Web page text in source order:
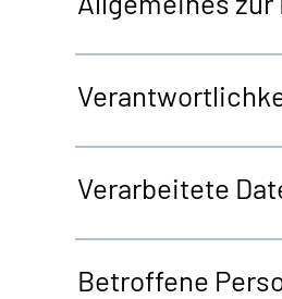
Verarbeitete
Betroffene